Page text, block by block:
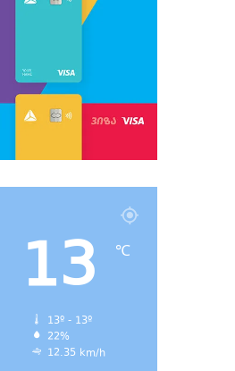
13 ℃
13º - 13º
22%
12.35 km/h